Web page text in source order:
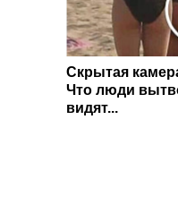
Скрытая
Что люди
видят...